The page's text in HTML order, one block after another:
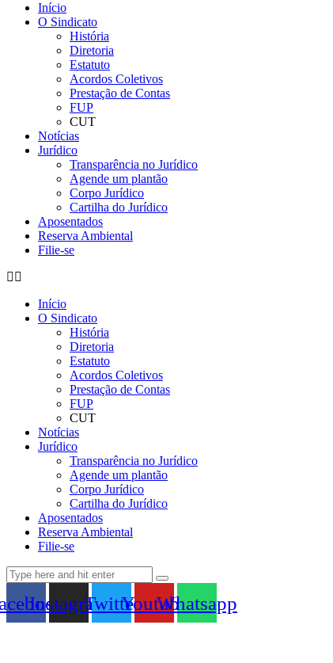
Início
O Sindicato
História
Diretoria
Estatuto
Acordos Coletivos
Prestação de Contas
FUP
CUT
Notícias
Jurídico
Transparência no Jurídico
Agende um plantão
Corpo Jurídico
Cartilha do Jurídico
Aposentados
Reserva Ambiental
Filie-se
Início
O Sindicato
História
Diretoria
Estatuto
Acordos Coletivos
Prestação de Contas
FUP
CUT
Notícias
Jurídico
Transparência no Jurídico
Agende um plantão
Corpo Jurídico
Cartilha do Jurídico
Aposentados
Reserva Ambiental
Filie-se
InstagramTwitterYoutubeWhatsapp